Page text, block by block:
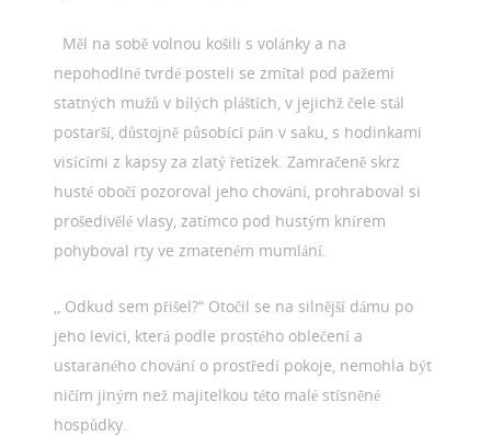
Měl na sobě volnou košili s volánky a na
nepohodlné tvrdé posteli se zmítal pod pažemi
statných mužů v bílých pláštích, v jejichž čele stál
postarší, důstojně působící pán v saku, s hodinkami
visícími z kapsy za zlatý řetízek. Zamračeně skrz
husté obočí pozoroval jeho chování, prohraboval si
prošedivělé vlasy, zatímco pod hustým knírem
pohyboval rty ve zmateném mumlání.
,, Odkud sem přišel?“ Otočil se na silnější dámu po
jeho levici, která podle prostého oblečení a
ustaraného chování o prostředí pokoje, nemohla být
ničím jiným než majitelkou této malé stísněné
hospůdky.